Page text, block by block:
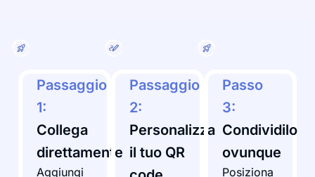
Passaggio
1:
Collega
direttamente
Aggiungi
Passaggio
2:
Personalizza
il tuo QR
Passo
3:
Condividilo
ovunque
Posiziona